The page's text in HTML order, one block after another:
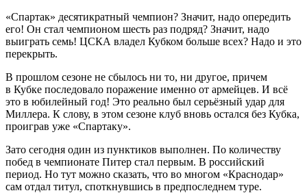
«Спартак» десятикратный чемпион? Значит, надо опередить
его! Он стал чемпионом шесть раз подряд? Значит, надо
выиграть семь! ЦСКА владел Кубком больше всех? Надо и это
перекрыть.
В прошлом сезоне не сбылось ни то, ни другое, причем
в Кубке последовало поражение именно от армейцев. И всё
это в юбилейный год! Это реально был серьёзный удар для
Миллера. К слову, в этом сезоне клуб вновь остался без Кубка,
проиграв уже «Спартаку».
Зато сегодня один из пунктиков выполнен. По количеству
побед в чемпионате Питер стал первым. В российский
период. Но тут можно сказать, что во многом «Краснодар»
сам отдал титул, споткнувшись в предпоследнем туре.